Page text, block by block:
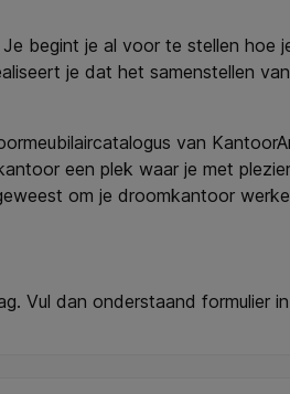
begint je al voor te stellen hoe
je dat het samenstellen
van
een plek waar je met
om je droomkantoor
Vul dan onderstaand formulier